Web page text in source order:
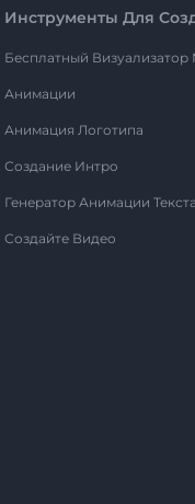
Инструменты Для
Бесплатный Визуализатор
Анимации
Анимация Логотипа
Создание Интро
Генератор Анимации Текста
Создайте Видео